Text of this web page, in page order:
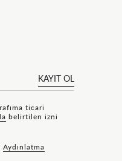
KAYIT OL
ticari
belirtilen izni
Aydınlatma